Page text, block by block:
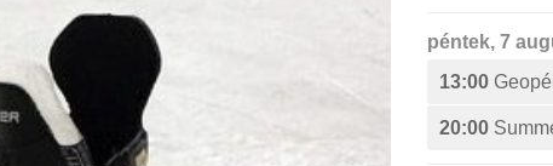
péntek, 7
13:00
20:00